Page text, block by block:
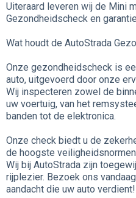
Uiteraard leveren wij de Mini
Gezondheidscheck en
Wat houdt de AutoStrada
Onze gezondheidscheck is
auto, uitgevoerd door onze
Wij inspecteren zowel de
uw voertuig, van het
banden tot de elektronica.
Onze check biedt u de
de hoogste
Wij bij AutoStrada zijn
rijplezier. Bezoek ons
aandacht die uw auto verdient!